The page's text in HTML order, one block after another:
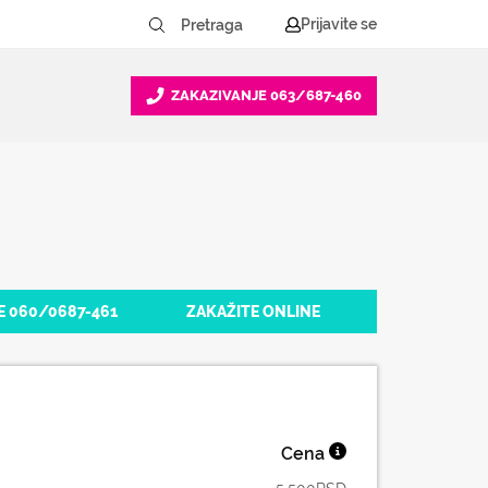
Prijavite se
ZAKAZIVANJE 063/687-460
060/0687-461 ZAKAŽITE ONLINE
Cena